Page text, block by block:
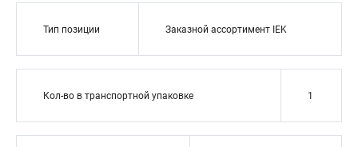
Тип позиции Заказной ассортимент IEK
Кол-во в транспортной упаковке 1